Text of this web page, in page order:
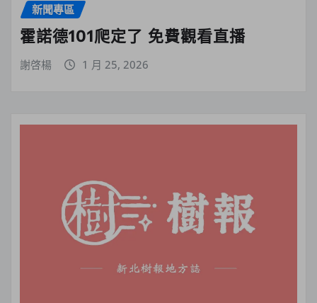
新聞專區
霍諾德101爬定了 免費觀看直播
謝啓楊 1 月 25, 2026